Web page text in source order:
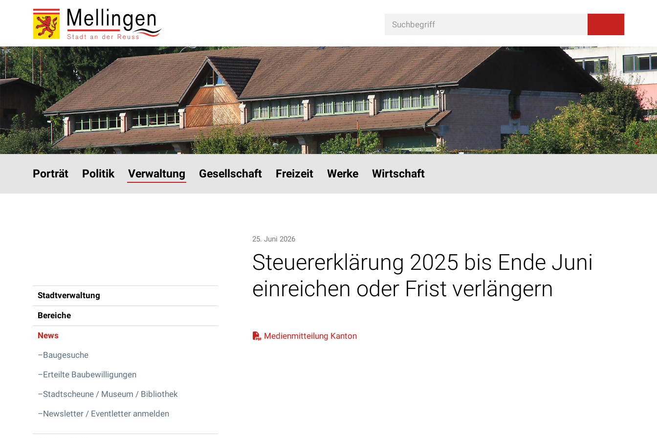
Navigieren in Mellingen
Schnellnavigation
Suchbegriff
Porträt
Politik Verwaltung Gesellschaft Freizeit Werke Wirtschaft
Inhaltsnavigation
Stadtverwaltung
Bereiche
News
Baugesuche
Erteilte Baubewilligungen
Stadtscheune / Museum / Bibliothek
Newsletter / Eventletter anmelden
Steuererklärung 2025 bis Ende Juni
einreichen oder Frist verlängern
25. Juni 2026
Medienmitteilung Kanton